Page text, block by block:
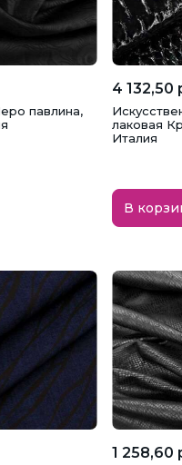
павлина,
4 132,50
лаковая
Италия
В
1 258,60